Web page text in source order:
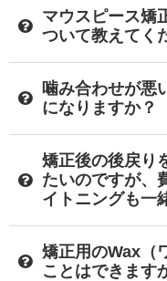
マウスピース矯
ついて教えてく
噛み合わせが悪
になりますか？
矯正後の後戻り
たいのですが、
イトニングも一
矯正用のWax（
ことはできます